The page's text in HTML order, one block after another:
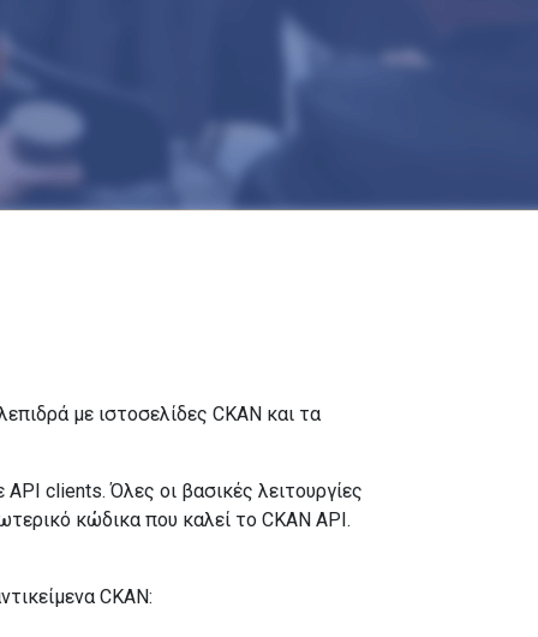
με ιστοσελίδες CKAN και τα
API clients. Όλες οι βασικές λειτουργίες
κώδικα που καλεί το CKAN API.
CKAN: